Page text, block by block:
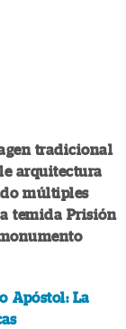
tradicional
arquitectura
múltiples
temida Prisión
Apóstol: La